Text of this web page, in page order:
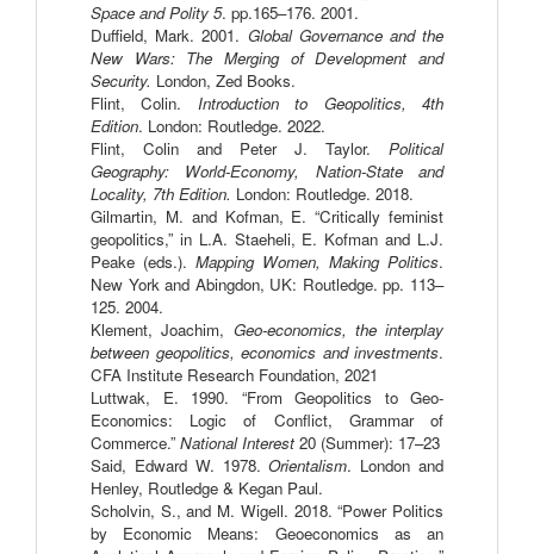
Space and Polity 5. pp.165–176. 2001.
Duffield, Mark. 2001. Global Governance and the
New Wars: The Merging of Development and
Security. London, Zed Books.
Flint, Colin. Introduction to Geopolitics, 4th
Edition. London: Routledge. 2022.
Flint, Colin and Peter J. Taylor. Political
Geography: World-Economy, Nation-State and
Locality, 7th Edition. London: Routledge. 2018.
Gilmartin, M. and Kofman, E. “Critically feminist
geopolitics,” in L.A. Staeheli, E. Kofman and L.J.
Peake (eds.). Mapping Women, Making Politics.
New York and Abingdon, UK: Routledge. pp. 113–
125. 2004.
Klement, Joachim, Geo-economics, the interplay
between geopolitics, economics and investments.
CFA Institute Research Foundation, 2021
Luttwak, E. 1990. “From Geopolitics to Geo-
Economics: Logic of Conflict, Grammar of
Commerce.” National Interest 20 (Summer): 17–23
Said, Edward W. 1978. Orientalism. London and
Henley, Routledge & Kegan Paul.
Scholvin, S., and M. Wigell. 2018. “Power Politics
by Economic Means: Geoeconomics as an